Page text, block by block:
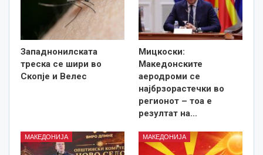
Западнонилската
треска се шири во
Скопје и Велес
Мицкоски:
Македонските
аеродроми се
најбрзорастечки во
регионот – тоа е
резултат на…
МАКЕДОНИЈА МАКЕДОНИЈА